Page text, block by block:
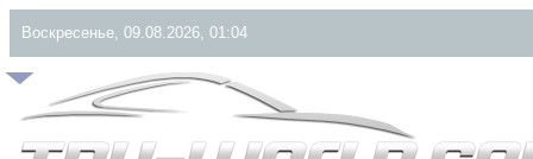
Воскресенье, 09.08.2026, 01:04